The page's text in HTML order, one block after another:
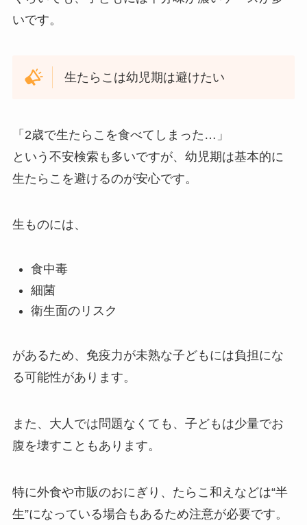
いです。
生たらこは幼児期は避けたい
「2歳で生たらこを食べてしまった…」
という不安検索も多いですが、幼児期は基本的に
生たらこを避けるのが安心です。
生ものには、
食中毒
細菌
衛生面のリスク
があるため、免疫力が未熟な子どもには負担にな
る可能性があります。
また、大人では問題なくても、子どもは少量でお
腹を壊すこともあります。
特に外食や市販のおにぎり、たらこ和えなどは“半
生”になっている場合もあるため注意が必要です。